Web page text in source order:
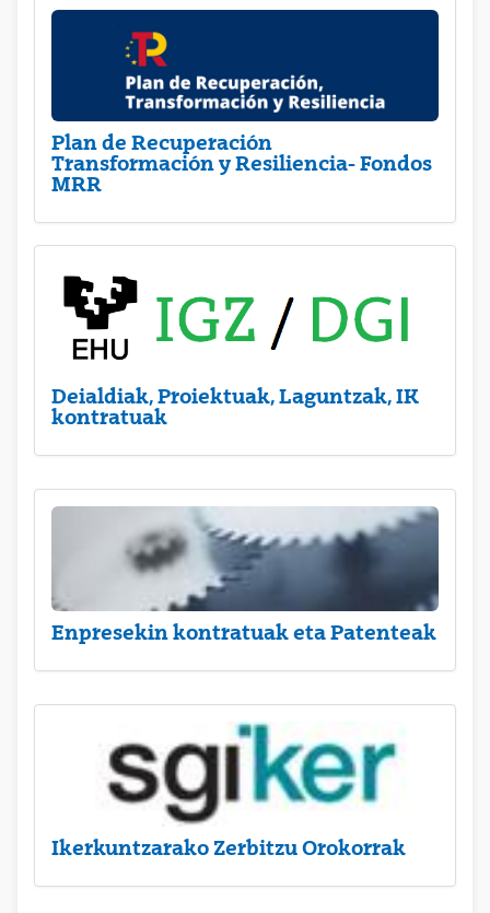
Plan de Recuperación
Transformación y Resiliencia- Fondos
MRR
Deialdiak, Proiektuak, Laguntzak, IK
kontratuak
Enpresekin kontratuak eta Patenteak
Ikerkuntzarako Zerbitzu Orokorrak